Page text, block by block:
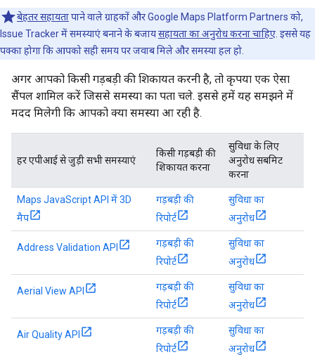
बेहतर सहायतापाने वाले ग्राहकों और Google Maps Platform Partners को,
Issue Tracker में समस्याएं बनाने के बजायसहायता का अनुरोध करना चाहिए . इससे यह
पक्का होगा कि आपको सही समय पर जवाब मिले और समस्या हल हो.
अगर आपको किसी गड़बड़ी की शिकायत करनी है, तो कृपया एक ऐसा
सैंपल शामिल करें जिससे समस्या का पता चले. इससे हमें यह समझने में
मदद मिलेगी कि आपको क्या समस्या आ रही है.
हर एपीआई से जुड़ी सभी समस्याएं
किसी गड़बड़ी की
शिकायत करना
सुविधा के लिए
अनुरोध सबमिट
करना
Maps JavaScript API में 3D
मैप
गड़बड़ी की
रिपोर्ट
सुविधा का
अनुरोध
Address Validation API
गड़बड़ी की
रिपोर्ट
सुविधा का
अनुरोध
Aerial View API
गड़बड़ी की
रिपोर्ट
सुविधा का
अनुरोध
Air Quality API
गड़बड़ी की
रिपोर्ट
सुविधा का
अनुरोध